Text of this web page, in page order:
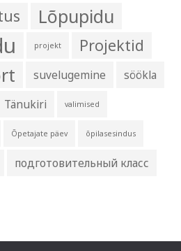
Lõpupidu
projekt Projektid
suvelugemine
söökla
Tänukiri valimised
Õpetajate päev õpilasesindus
подготовительный класс